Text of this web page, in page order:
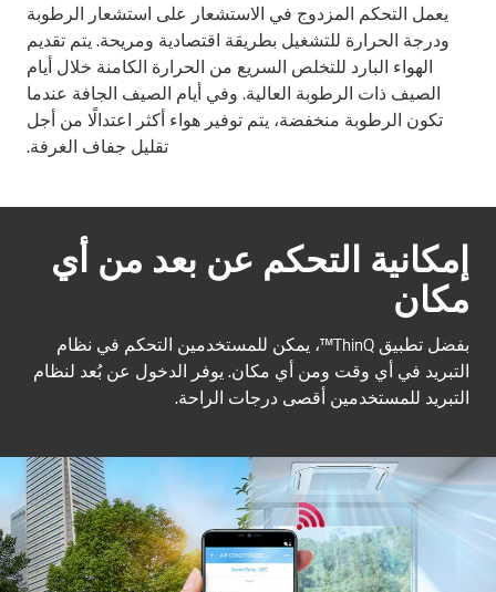
يعمل التحكم المزدوج في الاستشعار على استشعار الرطوبة
ودرجة الحرارة للتشغيل بطريقة اقتصادية ومريحة. يتم تقديم
الهواء البارد للتخلص السريع من الحرارة الكامنة خلال أيام
الصيف ذات الرطوبة العالية. وفي أيام الصيف الجافة عندما
تكون الرطوبة منخفضة، يتم توفير هواء أكثر اعتدالًا من أجل
تقليل جفاف الغرفة.
إمكانية التحكم عن بعد من أي
مكان
بفضل تطبيق ThinQ™، يمكن للمستخدمين التحكم في نظام
التبريد في أي وقت ومن أي مكان. يوفر الدخول عن بُعد لنظام
التبريد للمستخدمين أقصى درجات الراحة.